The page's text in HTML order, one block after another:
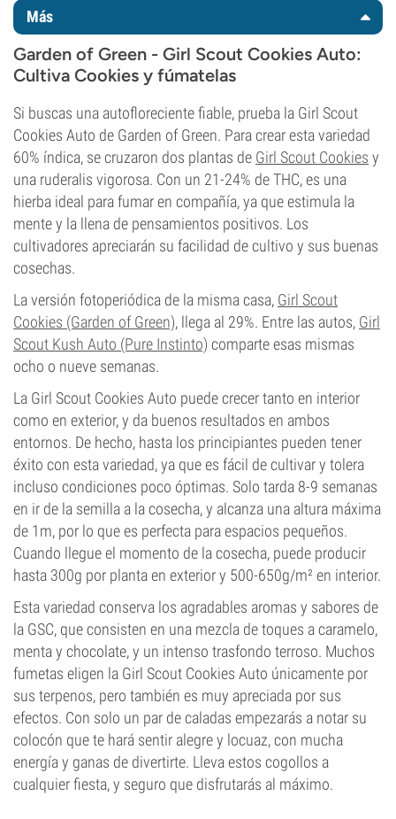
Más
Garden of Green - Girl Scout Cookies Auto:
Cultiva Cookies y fúmatelas
Si buscas una autofloreciente fiable, prueba la Girl Scout
Cookies Auto de Garden of Green. Para crear esta variedad
60% índica, se cruzaron dos plantas de Girl Scout Cookies y
una ruderalis vigorosa. Con un 21-24% de THC, es una
hierba ideal para fumar en compañía, ya que estimula la
mente y la llena de pensamientos positivos. Los
cultivadores apreciarán su facilidad de cultivo y sus buenas
cosechas.
La versión fotoperiódica de la misma casa, Girl Scout
Cookies (Garden of Green), llega al 29%. Entre las autos, Girl
Scout Kush Auto (Pure Instinto) comparte esas mismas
ocho o nueve semanas.
La Girl Scout Cookies Auto puede crecer tanto en interior
como en exterior, y da buenos resultados en ambos
entornos. De hecho, hasta los principiantes pueden tener
éxito con esta variedad, ya que es fácil de cultivar y tolera
incluso condiciones poco óptimas. Solo tarda 8-9 semanas
en ir de la semilla a la cosecha, y alcanza una altura máxima
de 1m, por lo que es perfecta para espacios pequeños.
Cuando llegue el momento de la cosecha, puede producir
hasta 300g por planta en exterior y 500-650g/m² en interior.
Esta variedad conserva los agradables aromas y sabores de
la GSC, que consisten en una mezcla de toques a caramelo,
menta y chocolate, y un intenso trasfondo terroso. Muchos
fumetas eligen la Girl Scout Cookies Auto únicamente por
sus terpenos, pero también es muy apreciada por sus
efectos. Con solo un par de caladas empezarás a notar su
colocón que te hará sentir alegre y locuaz, con mucha
energía y ganas de divertirte. Lleva estos cogollos a
cualquier fiesta, y seguro que disfrutarás al máximo.